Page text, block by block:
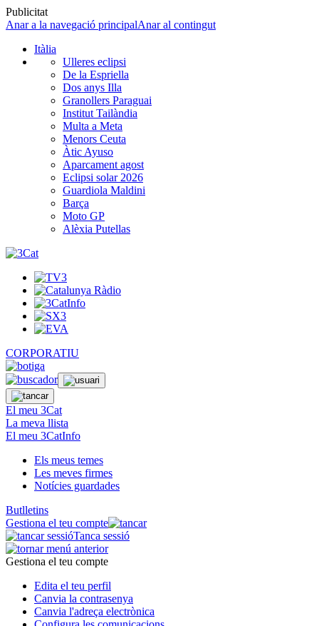
Publicitat
Anar a la navegació principalAnar al contingut
Itàlia
Ulleres eclipsi
De la Espriella
Dos anys Illa
Granollers Paraguai
Institut Tailàndia
Multa a Meta
Menors Ceuta
Àtic Ayuso
Aparcament agost
Eclipsi solar 2026
Guardiola Maldini
Barça
Moto GP
Alèxia Putellas
CORPORATIU
El meu 3Cat
La meva llista
El meu 3CatInfo
Els meus temes
Les meves firmes
Notícies guardades
Butlletins
Gestiona el teu compte
Tanca sessió
Gestiona el teu compte
Edita el teu perfil
Canvia la contrasenya
Canvia l'adreça electrònica